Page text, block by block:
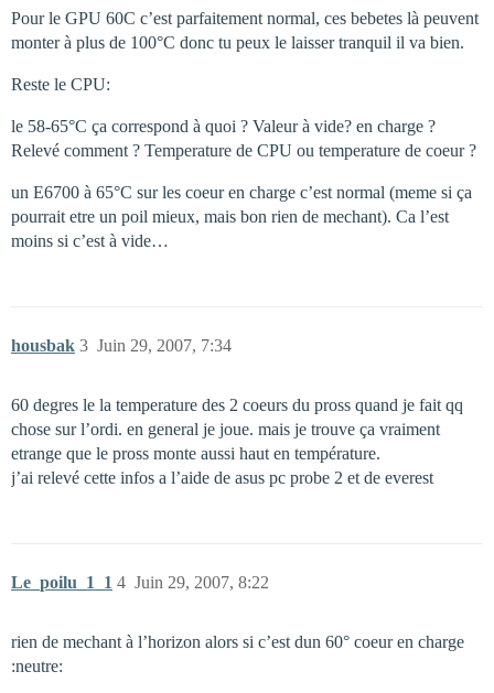
Pour le GPU 60C c’est parfaitement normal, ces bebetes là peuvent
monter à plus de 100°C donc tu peux le laisser tranquil il va bien.
Reste le CPU:
le 58-65°C ça correspond à quoi ? Valeur à vide? en charge ?
Relevé comment ? Temperature de CPU ou temperature de coeur ?
un E6700 à 65°C sur les coeur en charge c’est normal (meme si ça
pourrait etre un poil mieux, mais bon rien de mechant). Ca l’est
moins si c’est à vide…
housbak Juin 29, 2007, 7:34
3
60 degres le la temperature des 2 coeurs du pross quand je fait qq
chose sur l’ordi. en general je joue. mais je trouve ça vraiment
etrange que le pross monte aussi haut en température.
j’ai relevé cette infos a l’aide de asus pc probe 2 et de everest
Le_poilu_1_1 Juin 29, 2007, 8:22
4
rien de mechant à l’horizon alors si c’est dun 60° coeur en charge
:neutre: